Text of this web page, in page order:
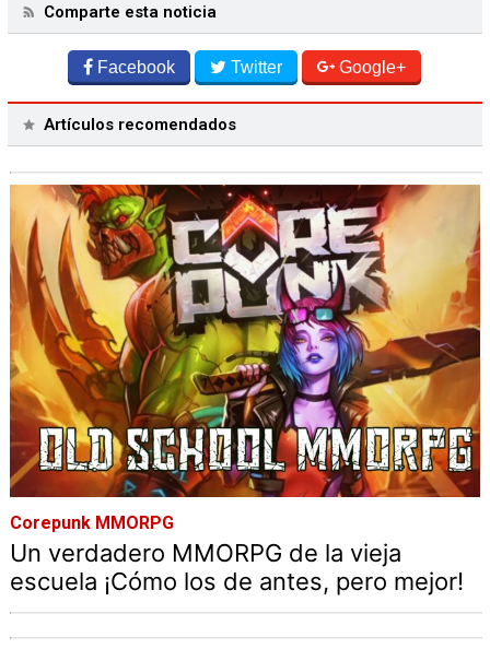
Comparte esta noticia
Facebook Twitter Google+
Artículos recomendados
Corepunk MMORPG
Un verdadero MMORPG de la vieja
escuela ¡Cómo los de antes, pero mejor!